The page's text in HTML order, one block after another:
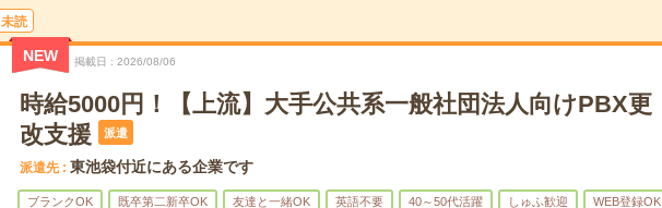
未読
NEW 掲載日 2026/08/06
時給5000円！【上流】大手公共系一般社団法人向けPBX更
改支援
派遣
派遣先 東池袋付近にある企業です
ブランクOK 既卒第二新卒OK 友達と一緒OK 英語不要 40～50代活躍 しゅふ歓迎 WEB登録OK